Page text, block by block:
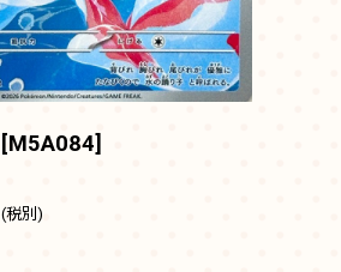
[M5A084]
(税別)